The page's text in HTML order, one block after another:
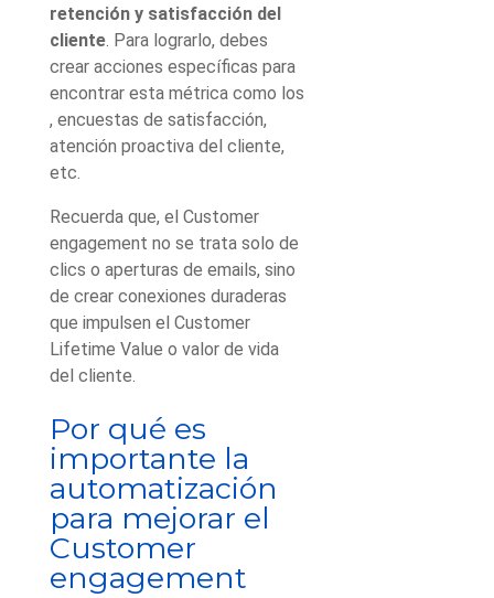
retención y satisfacción del
cliente . Para lograrlo, debes
crear acciones específicas para
encontrar esta métrica como los
, encuestas de satisfacción,
atención proactiva del cliente,
etc.
Recuerda que, el Customer
engagement no se trata solo de
clics o aperturas de emails, sino
de crear conexiones duraderas
que impulsen el Customer
Lifetime Value o valor de vida
del cliente.
Por qué es
importante la
automatización
para mejorar el
Customer
engagement